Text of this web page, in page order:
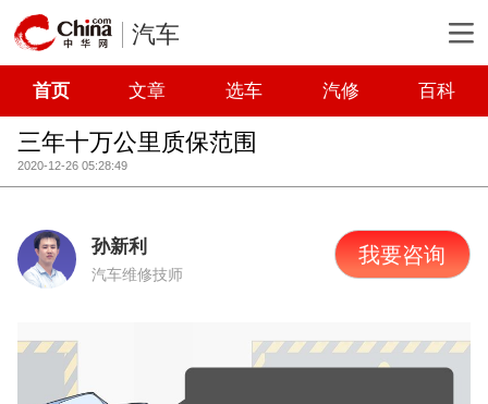
汽车
首页 文章 选车 汽修 百科
三年十万公里质保范围
2020-12-26 05:28:49
孙新利
汽车维修技师
我要咨询